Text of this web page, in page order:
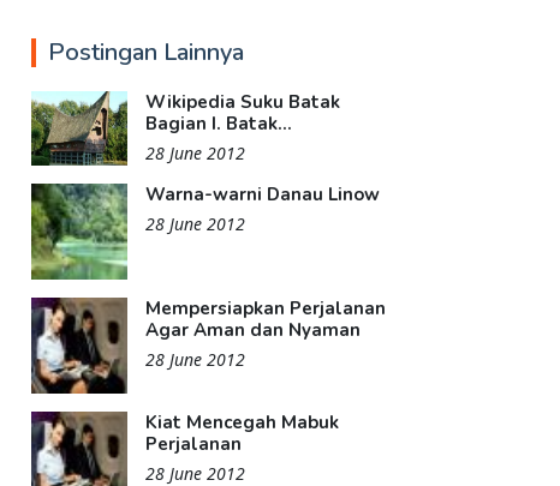
Postingan Lainnya
Wikipedia Suku Batak
Bagian I. Batak...
28 June 2012
Warna-warni Danau Linow
28 June 2012
Mempersiapkan Perjalanan
Agar Aman dan Nyaman
28 June 2012
Kiat Mencegah Mabuk
Perjalanan
28 June 2012